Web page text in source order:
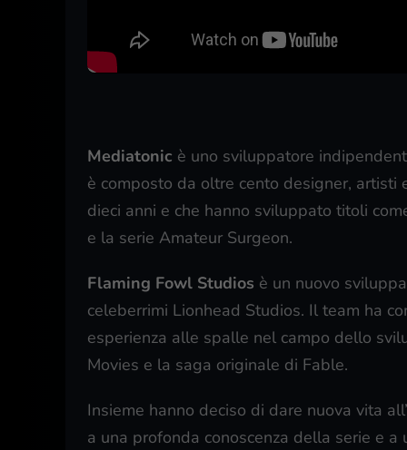
Mediatonic è uno sviluppatore
è composto da oltre cento designer,
dieci anni e che hanno sviluppato titoli
e la serie Amateur Surgeon.
Flaming Fowl Studios è un nuovo
celeberrimi Lionhead Studios. Il team ha
esperienza alle spalle nel campo dello
Movies e la saga originale di Fable.
Insieme hanno deciso di dare nuova vita
a una profonda conoscenza della serie e